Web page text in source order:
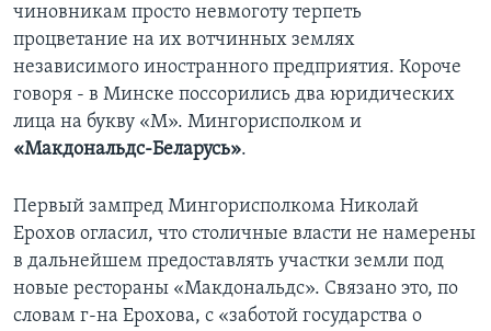
чиновникам просто невмоготу терпеть
процветание на их вотчинных землях
независимого иностранного предприятия. Короче
говоря - в Минске поссорились два юридических
лица на букву «М». Мингорисполком и
«Макдональдс-Беларусь».
Первый зампред Мингорисполкома Николай
Ерохов огласил, что столичные власти не намерены
в дальнейшем предоставлять участки земли под
новые рестораны «Макдональдс». Связано это, по
словам г-на Ерохова, с «заботой государства о